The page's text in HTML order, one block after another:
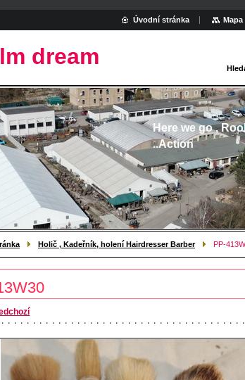
dream
Here we go ,
..Action
Holič , Kadeřník, holení Hairdresser Barber PP-
Úvodní stránka